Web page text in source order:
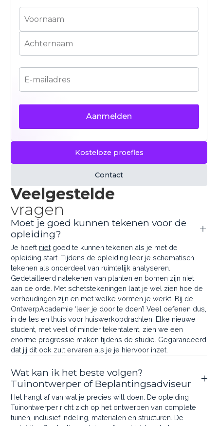
Kosteloze proefles
Contact
Veelgestelde
vragen
Moet je goed kunnen tekenen voor de
opleiding?
Je hoeft niet goed te kunnen tekenen als je met de
opleiding start. Tijdens de opleiding leer je schematisch
tekenen als onderdeel van ruimtelijk analyseren.
Gedetailleerd natekenen van planten en bomen zijn niet
aan de orde. Met schetstekeningen laat je wel zien hoe de
verhoudingen zijn en met welke vormen je werkt. Bij de
OntwerpAcademie ‘leer je door te doen’! Veel oefenen dus,
in de les en thuis voor huiswerkopdrachten. Elke nieuwe
student, met veel of minder tekentalent, zien we een
enorme progressie maken tijdens de studie. Gegarandeerd
dat jij dit ook zult ervaren als je je hiervoor inzet.
Wat kan ik het beste volgen?
Tuinontwerper of Beplantingsadviseur
Het hangt af van wat je precies wilt doen. De opleiding
Tuinontwerper richt zich op het ontwerpen van complete
tuinen, inclusief indeling, materialen en structuren. De